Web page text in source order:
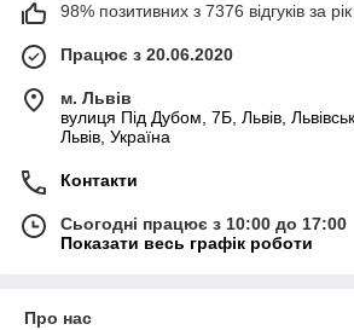
98% позитивних з 7376 відгуків за рік
Працює з 20.06.2020
м. Львів
вулиця Під Дубом, 7Б, Львів,
Львів, Україна
Контакти
Сьогодні працює з 10:00 до 17:00
Показати весь графік роботи
Про нас